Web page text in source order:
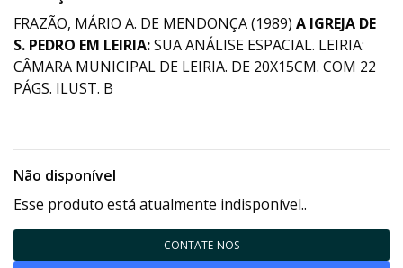
FRAZÃO, MÁRIO A. DE MENDONÇA (1989) A IGREJA DE
S. PEDRO EM LEIRIA:SUA ANÁLISE ESPACIAL. LEIRIA:
CÂMARA MUNICIPAL DE LEIRIA. DE 20X15CM. COM 22
PÁGS. ILUST. B
Não disponível
Esse produto está atualmente indisponível..
CONTATE-NOS